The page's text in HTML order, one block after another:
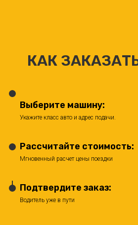
КАК
Выберите машину:
Укажите класс авто и адрес подачи.
Рассчитайте стоимость:
Мгновенный расчет цены поездки
Подтвердите заказ:
Водитель уже в пути